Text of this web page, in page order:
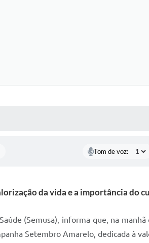
Tom de voz:
da vida e a importância do
(Semusa), informa que, na
Setembro Amarelo, dedicada à